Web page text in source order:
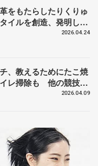
をもたらしたりくりゅ
イルを創造、発明した
】
2026.04.24
、教えるためにたこ焼
レ掃除も 他の競技に
う坂本花織の筋肉2026.04.09